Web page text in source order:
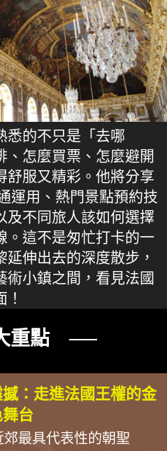
悉的不只是「去哪
、怎麼買票、怎麼避開
舒服又精彩。他將分享
運用、熱門景點預約技
及不同旅人該如何選擇
。這不是匆忙打卡的一
延伸出去的深度散步，
術小鎮之間，看見法國
重點 ──
：走進法國王權的金
台
最具代表性的朝聖